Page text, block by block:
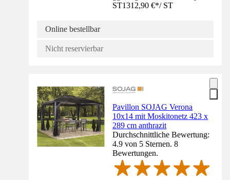
ST1312,90 €*/ ST
Online bestellbar
Nicht reservierbar
Pavillon SOJAG Verona
10x14 mit Moskitonetz 423 x
289 cm anthrazit
Durchschnittliche Bewertung:
4.9 von 5 Sternen. 8
Bewertungen.